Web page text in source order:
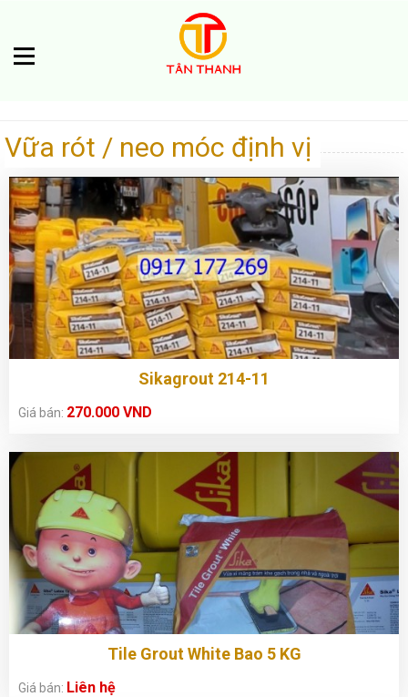
Vữa rót / neo móc định vị
Sikagrout 214-11
Giá bán: 270.000 VND
Tile Grout White Bao 5 KG
Giá bán: Liên hệ